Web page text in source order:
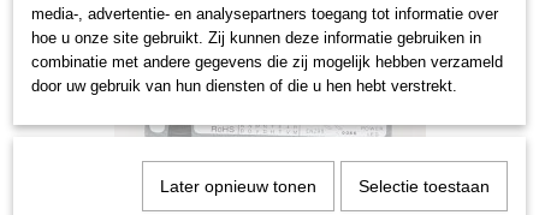
media-, advertentie- en analysepartners toegang tot informatie over
hoe u onze site gebruikt. Zij kunnen deze informatie gebruiken in
combinatie met andere gegevens die zij mogelijk hebben verzameld
door uw gebruik van hun diensten of die u hen hebt verstrekt.
Later opnieuw tonen Selectie toestaan